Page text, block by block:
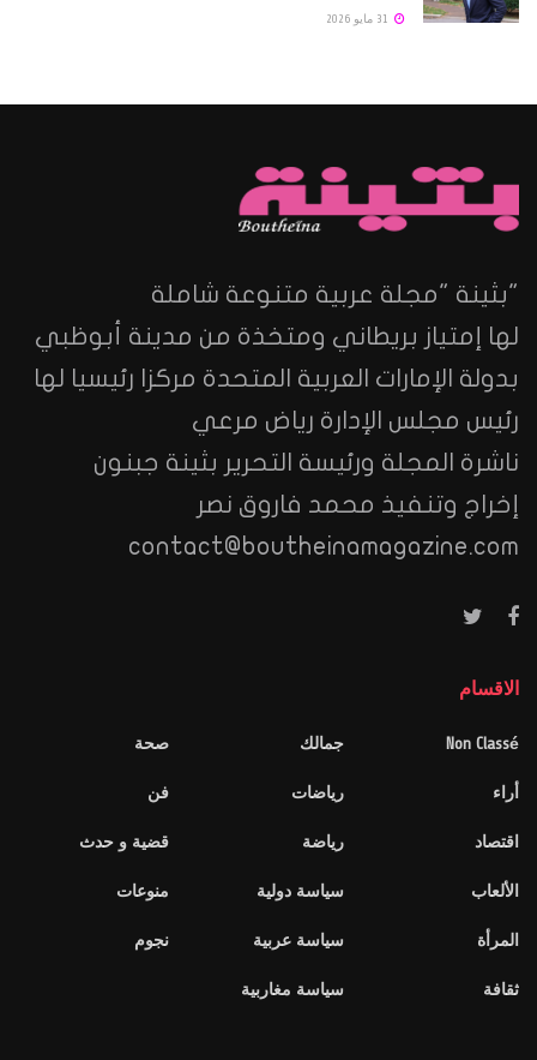
"بثينة "مجلة عربية متنوعة شاملة
لها إمتياز بريطاني ومتخذة من مدينة أبوظبي
بدولة الإمارات العربية المتحدة مركزا رئيسيا لها
رئيس مجلس الإدارة رياض مرعي
ناشرة المجلة ورئيسة التحرير بثينة جبنون
إخراج وتنفيذ محمد فاروق نصر
contact@boutheinamagazine.com
الاقسام
Non Classé
أراء
اقتصاد
الألعاب
المرأة
ثقافة
جمالك
رياضات
رياضة
سياسة دولية
سياسة عربية
سياسة مغاربية
صحة
فن
قضية و حدث
منوعات
نجوم